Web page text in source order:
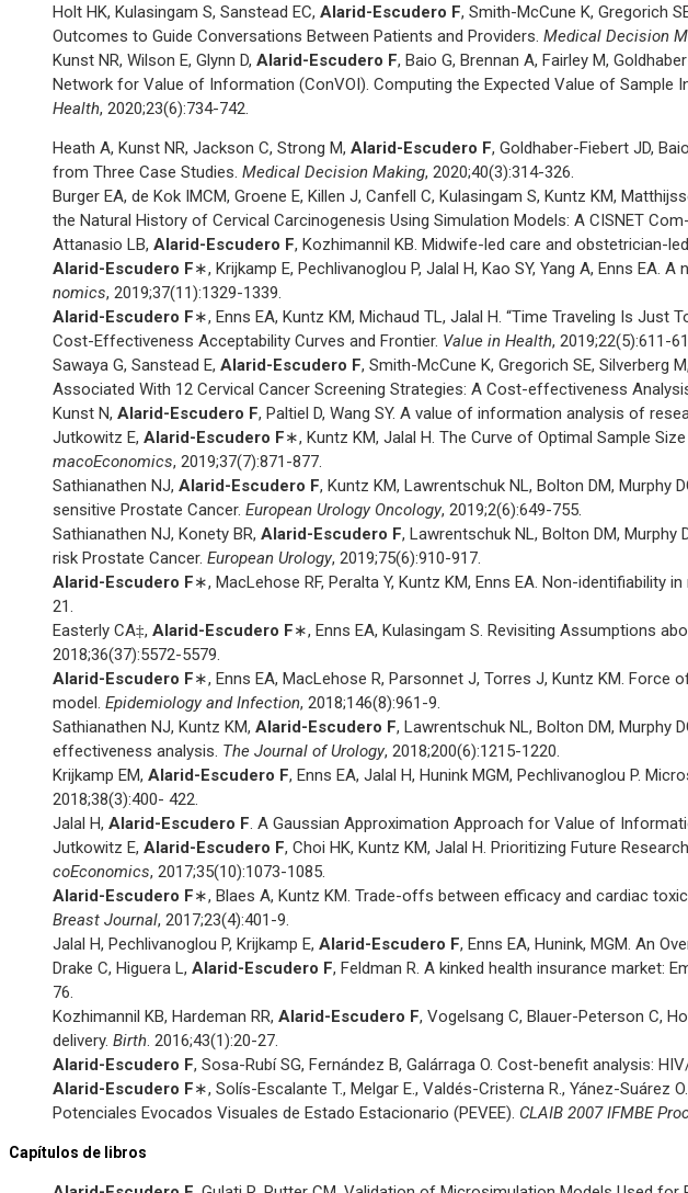
Holt HK, Kulasingam S, Sanstead EC, Alarid-Escudero F, Smith-McCune K, Gregorich
Outcomes to Guide Conversations Between Patients and Providers. Medical Decision
Kunst NR, Wilson E, Glynn D, Alarid-Escudero F, Baio G, Brennan A, Fairley M,
Network for Value of Information (ConVOI). Computing the Expected Value of
Health, 2020;23(6):734-742.
Heath A, Kunst NR, Jackson C, Strong M, Alarid-Escudero F, Goldhaber-Fiebert JD,
from Three Case Studies. Medical Decision Making, 2020;40(3):314-326.
Burger EA, de Kok IMCM, Groene E, Killen J, Canfell C, Kulasingam S, Kuntz KM,
the Natural History of Cervical Carcinogenesis Using Simulation Models: A CISNET
Attanasio LB, Alarid-Escudero F, Kozhimannil KB. Midwife-led care and obstetrician-
Alarid-Escudero F∗, Krijkamp E, Pechlivanoglou P, Jalal H, Kao SY, Yang A, Enns
nomics, 2019;37(11):1329-1339.
Alarid-Escudero F∗, Enns EA, Kuntz KM, Michaud TL, Jalal H. “Time Traveling Is
Cost-Effectiveness Acceptability Curves and Frontier. Value in Health, 2019;22(5):611-
Sawaya G, Sanstead E, Alarid-Escudero F, Smith-McCune K, Gregorich SE, Silverberg
Associated With 12 Cervical Cancer Screening Strategies: A Cost-effectiveness
Kunst N, Alarid-Escudero F, Paltiel D, Wang SY. A value of information analysis of
Jutkowitz E, Alarid-Escudero F∗, Kuntz KM, Jalal H. The Curve of Optimal Sample
macoEconomics, 2019;37(7):871-877.
Sathianathen NJ, Alarid-Escudero F, Kuntz KM, Lawrentschuk NL, Bolton DM,
sensitive Prostate Cancer. European Urology Oncology, 2019;2(6):649-755.
Sathianathen NJ, Konety BR, Alarid-Escudero F, Lawrentschuk NL, Bolton DM,
risk Prostate Cancer. European Urology, 2019;75(6):910-917.
Alarid-Escudero F∗, MacLehose RF, Peralta Y, Kuntz KM, Enns EA. Non-
21.
Easterly CA‡, Alarid-Escudero F∗, Enns EA, Kulasingam S. Revisiting Assumptions
2018;36(37):5572-5579.
Alarid-Escudero F∗, Enns EA, MacLehose R, Parsonnet J, Torres J, Kuntz KM. Force
model. Epidemiology and Infection, 2018;146(8):961-9.
Sathianathen NJ, Kuntz KM, Alarid-Escudero F, Lawrentschuk NL, Bolton DM, Murphy
effectiveness analysis. The Journal of Urology, 2018;200(6):1215-1220.
Krijkamp EM, Alarid-Escudero F, Enns EA, Jalal H, Hunink MGM, Pechlivanoglou P.
2018;38(3):400- 422.
Jalal H, Alarid-Escudero F. A Gaussian Approximation Approach for Value of
Jutkowitz E, Alarid-Escudero F, Choi HK, Kuntz KM, Jalal H. Prioritizing Future
coEconomics, 2017;35(10):1073-1085.
Alarid-Escudero F∗, Blaes A, Kuntz KM. Trade-offs between efficacy and cardiac
Breast Journal, 2017;23(4):401-9.
Jalal H, Pechlivanoglou P, Krijkamp E, Alarid-Escudero F, Enns EA, Hunink, MGM. An
Drake C, Higuera L, Alarid-Escudero F, Feldman R. A kinked health insurance market:
76.
Kozhimannil KB, Hardeman RR, Alarid-Escudero F, Vogelsang C, Blauer-Peterson C,
delivery. Birth. 2016;43(1):20-27.
Alarid-Escudero F, Sosa-Rubí SG, Fernández B, Galárraga O. Cost-benefit analysis:
Alarid-Escudero F∗, Solís-Escalante T., Melgar E., Valdés-Cristerna R., Yánez-
Potenciales Evocados Visuales de Estado Estacionario (PEVEE). CLAIB 2007 IFMBE
Capítulos de libros